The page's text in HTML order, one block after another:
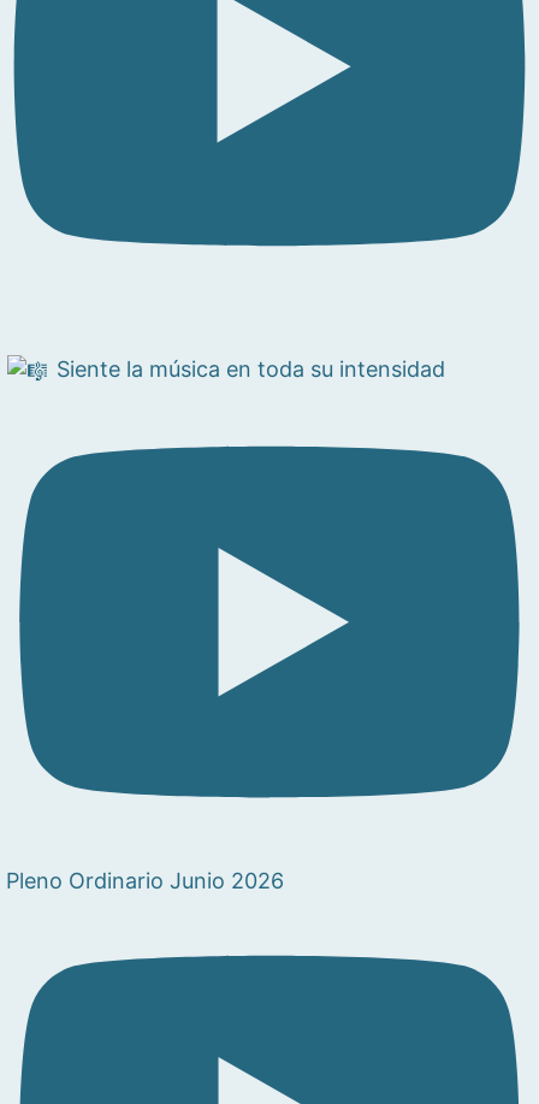
Siente la música en toda su intensidad
Pleno Ordinario Junio 2026